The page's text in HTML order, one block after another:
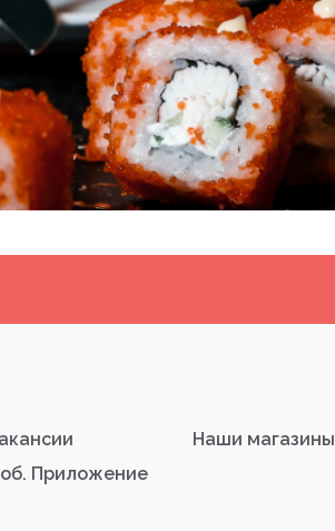
Наши магазины
Приложение